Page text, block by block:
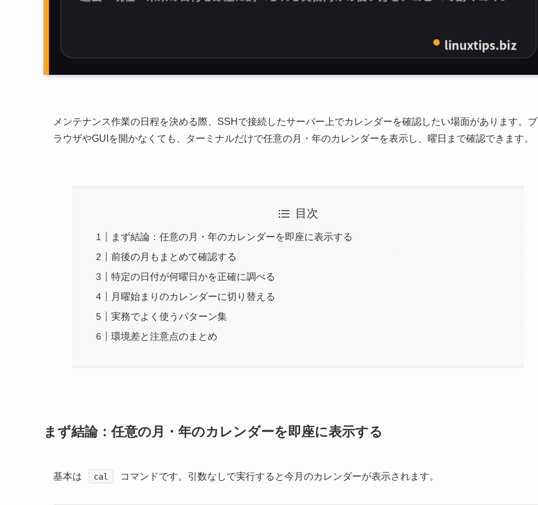
メンテナンス作業の日程を決める際、SSHで接続したサーバー上でカレンダーを確認したい場面があります。ブ
ラウザやGUIを開かなくても、ターミナルだけで任意の月・年のカレンダーを表示し、曜日まで確認できます。
目次
まず結論：任意の月・年のカレンダーを即座に表示する
前後の月もまとめて確認する
特定の日付が何曜日かを正確に調べる
月曜始まりのカレンダーに切り替える
実務でよく使うパターン集
環境差と注意点のまとめ
まず結論：任意の月・年のカレンダーを即座に表示する
基本は cal コマンドです。引数なしで実行すると今月のカレンダーが表示されます。